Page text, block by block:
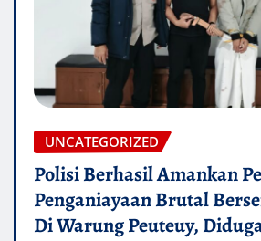
UNCATEGORIZED
Polisi Berhasil Amankan
Penganiayaan Brutal
Di Warung Peuteuy,